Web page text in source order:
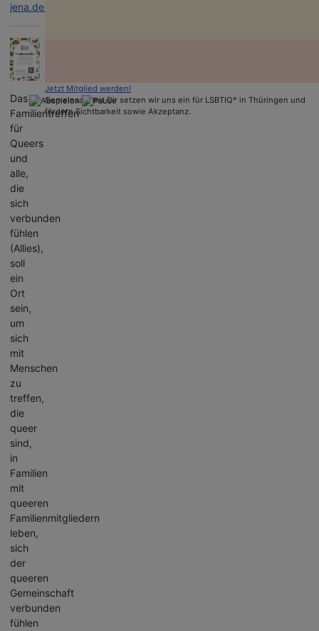
Jetzt Mitglied werden!
Gemeinsam mit Dir setzen wir uns ein für LSBTIQ* in Thüringen und
fördern Sichtbarkeit sowie Akzeptanz.
jena.de/verein/
Das
Familientreffen
für
Queers
und
alle,
die
sich
verbunden
fühlen
(Allies),
soll
ein
Ort
sein,
um
sich
mit
Menschen
zu
treffen,
die
queer
sind,
in
Familien
mit
queeren
Familienmitgliedern
leben,
sich
der
queeren
Gemeinschaft
verbunden
fühlen